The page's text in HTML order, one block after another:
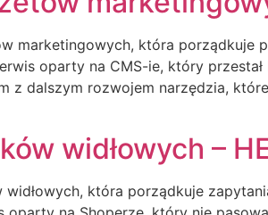
marketingowych, która porządkuje
oparty na CMS-ie, który
dalszym rozwojem narzędzia,
widłowych –
która porządkuje